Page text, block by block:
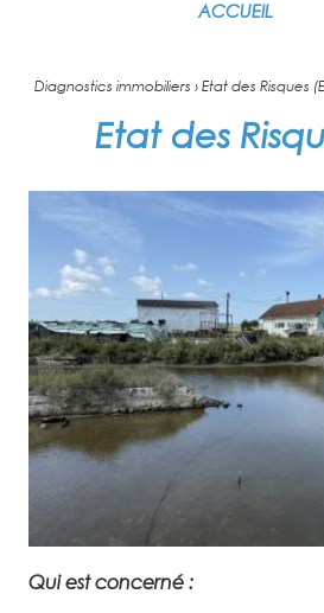
ACCUEIL
Diagnostics immobiliers › Etat des Risques
Etat des
Qui est concerné :